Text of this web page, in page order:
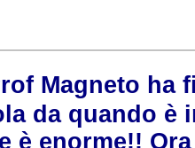
Magneto
da quando è
è enorme!!